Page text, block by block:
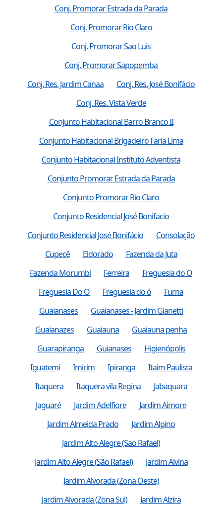
Conj. Promorar Estrada da Parada
Conj. Promorar Rio Claro
Conj. Promorar Sao Luis
Conj. Promorar Sapopemba
Conj. Res. Jardim Canaa
Conj. Res. José Bonifácio
Conj. Res. Vista Verde
Conjunto Habitacional Barro Branco II
Conjunto Habitacional Brigadeiro Faria Lima
Conjunto Habitacional Instituto Adventista
Conjunto Promorar Estrada da Parada
Conjunto Promorar Rio Claro
Conjunto Residencial José Bonifacio
Conjunto Residencial José Bonifácio
Consolação
Cupecê
Eldorado
Fazenda da Juta
Fazenda Morumbi
Ferreira
Freguesia do O
Freguesia Do O
Freguesia do ó
Furna
Guaianases
Guaianases - Jardim Gianetti
Guaianazes
Guaiauna
Guaiauna penha
Guarapiranga
Guianases
Higienópolis
Iguatemi
Imirim Ipiranga
Itaim Paulista
Itaquera
Itaquera vila Regina
Jabaquara
Jaguaré
Jardim Adelfiore
Jardim Aimore
Jardim Almeida Prado
Jardim Alpino
Jardim Alto Alegre (Sao Rafael)
Jardim Alto Alegre (São Rafael)
Jardim Alvina
Jardim Alvorada (Zona Oeste)
Jardim Alvorada (Zona Sul)
Jardim Alzira